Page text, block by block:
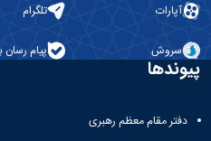
آپارات تلگرام
سروش پیام رسان بله
پیوندها
دفتر مقام معظم رهبری